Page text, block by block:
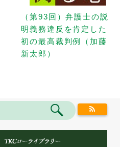
（第93回）弁護士の説
明義務違反を肯定した
初の最高裁判例（加藤
新太郎）